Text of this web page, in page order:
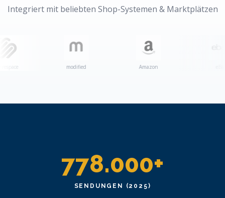
Integriert mit beliebten Shop-Systemen & Marktplätzen
778.000+
SENDUNGEN (2025)